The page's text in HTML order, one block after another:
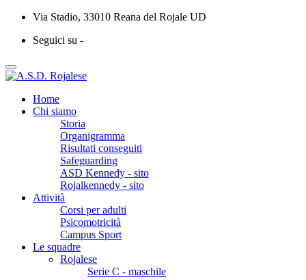
Via Stadio, 33010 Reana del Rojale UD
Seguici su -
Home
Chi siamo
Storia
Organigramma
Risultati conseguiti
Safeguarding
ASD Kennedy - sito
Rojalkennedy - sito
Attività
Corsi per adulti
Psicomotricità
Campus Sport
Le squadre
Rojalese
Serie C - maschile